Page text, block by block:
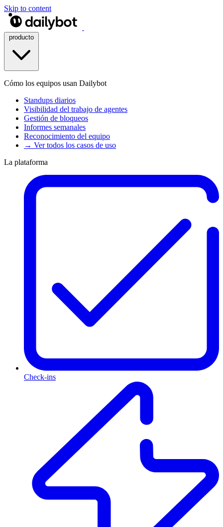
Skip to content
Cómo los equipos usan Dailybot
Standups diarios
Visibilidad del trabajo de agentes
Gestión de bloqueos
Informes semanales
Reconocimiento del equipo
→ Ver todos los casos de uso
La plataforma
Check-ins